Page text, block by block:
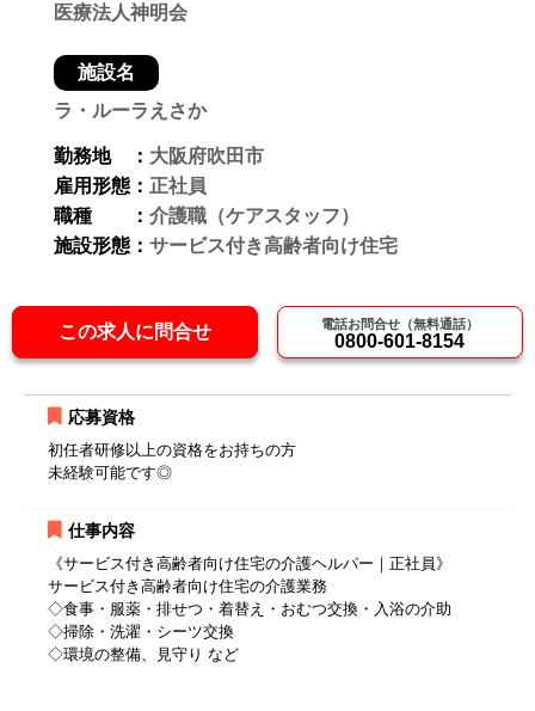
医療法人神明会
施設名
ラ・ルーラえさか
勤務地 ： 大阪府吹田市
雇用形態： 正社員
職種 ： 介護職（ケアスタッフ）
施設形態： サービス付き高齢者向け住宅
この求人に問合せ 電話お問合せ（無料通話）
0800-601-8154
応募資格
初任者研修以上の資格をお持ちの方
未経験可能です◎
仕事内容
《サービス付き高齢者向け住宅の介護ヘルパー｜正社員》
サービス付き高齢者向け住宅の介護業務
◇食事・服薬・排せつ・着替え・おむつ交換・入浴の介助
◇掃除・洗濯・シーツ交換
◇環境の整備、見守り など